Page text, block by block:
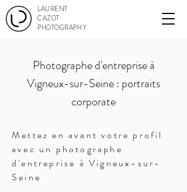
LAURENT
CAZOT
PHOTOGRAPHY
Photographe d'entreprise à
Vigneux-sur-Seine : portraits
corporate
Mettez en avant votre profil
avec un photographe
d'entreprise à Vigneux-sur-
Seine